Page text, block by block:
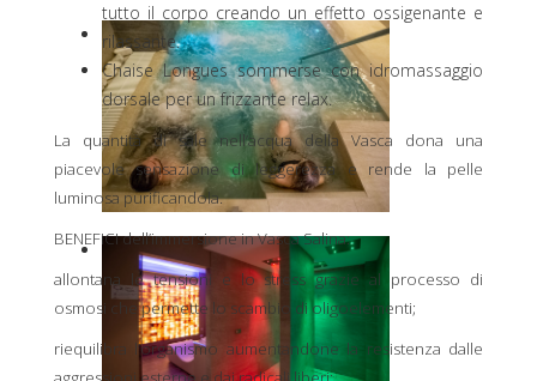
tutto il corpo creando un effetto ossigenante e
rilassante.
Chaise Longues sommerse con idromassaggio
dorsale per un frizzante relax.
La quantità di sale nell’acqua della Vasca dona una
piacevole sensazione di leggerezza e rende la pelle
luminosa purificandola.
BENEFICI dell’immersione in Vasca Salina:
allontana le tensioni e lo stress grazie al processo di
osmosi che permette lo scambio di oligoelementi;
riequilibra l’organismo aumentandone la resistenza dalle